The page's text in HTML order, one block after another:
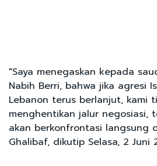
"Saya menegaskan kepada
Nabih Berri, bahwa jika agresi
Lebanon terus berlanjut, kami
menghentikan jalur negosiasi,
akan berkonfrontasi langsung
Ghalibaf, dikutip Selasa, 2 Juni